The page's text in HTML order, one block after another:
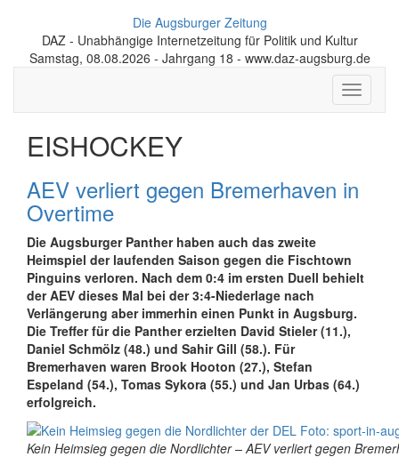
Die Augsburger Zeitung
DAZ - Unabhängige Internetzeitung für Politik und Kultur
Samstag, 08.08.2026 - Jahrgang 18 - www.daz-augsburg.de
Toggle
EISHOCKEY
AEV verliert gegen Bremerhaven in
Overtime
Die Augsburger Panther haben auch das zweite
Heimspiel der laufenden Saison gegen die Fischtown
Pinguins verloren. Nach dem 0:4 im ersten Duell behielt
der AEV dieses Mal bei der 3:4-Niederlage nach
Verlängerung aber immerhin einen Punkt in Augsburg.
Die Treffer für die Panther erzielten David Stieler (11.),
Daniel Schmölz (48.) und Sahir Gill (58.). Für
Bremerhaven waren Brook Hooton (27.), Stefan
Espeland (54.), Tomas Sykora (55.) und Jan Urbas (64.)
erfolgreich.
Kein Heimsieg gegen die Nordlichter – AEV verliert gegen